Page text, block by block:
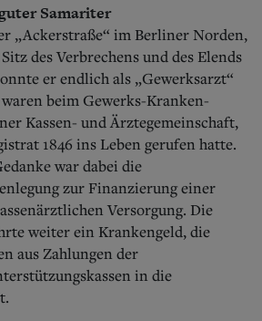
Samariter
„Ackerstraße“ im Berliner Norden,
des Verbrechens und des Elends
er endlich als „Gewerksarzt“
beim Gewerks-Kranken-
Kassen- und Ärztegemeinschaft,
1846 ins Leben gerufen hatte.
war dabei die
zur Finanzierung einer
Versorgung. Die
weiter ein Krankengeld, die
aus Zahlungen der
in die